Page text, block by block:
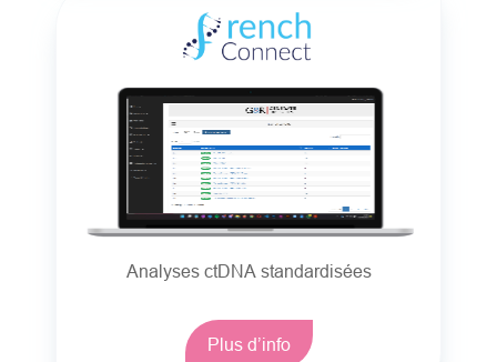
Analyses ctDNA standardisées
Plus d’info